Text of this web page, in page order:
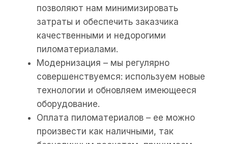
позволяют нам минимизировать
затраты и обеспечить заказчика
качественными и недорогими
пиломатериалами.
Модернизация – мы регулярно
совершенствуемся: используем новые
технологии и обновляем имеющееся
оборудование.
Оплата пиломатериалов – ее можно
произвести как наличными, так